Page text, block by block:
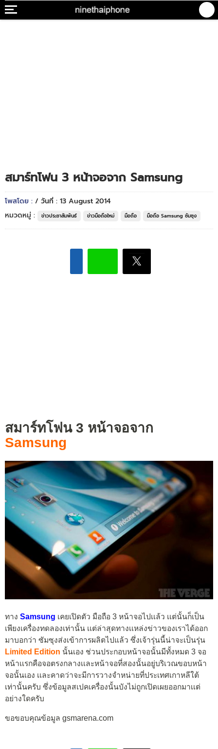
สมาร์ทโฟน 3 หน้าจอจาก Samsung
โพสโดย : / วันที่ : 13 August 2014
หมวดหมู่ :
ข่าวประชาสัมพันธ์ ข่าวมือถือใหม่ มือถือ มือถือ Samsung ซัมซุง
สมาร์ทโฟน 3 หน้าจอจาก
Samsung
ทาง Samsung เคยเปิดตัว มือถือ 3 หน้าจอไปเเล้ว เเต่นั้นก็เป็น
เพียงเครื่องทดลองเท่านั้น เเต่ล่าสุดทางเเหล่งข่าวของเราได้ออก
มาบอกว่า ซัมซุงส่งเข้าการผลิตไปแล้ว ซึ่งเจ้ารุ่นนี้น่าจะเป็นรุ่น
Limited Edition นั้นเอง ช่วนประกอบหน้าจอนั้นมีทั้งหมด 3 จอ
หน้าเเรกคือจอตรงกลางเเละหน้าจอที่สองนั้นอยู่บริเวณขอบหน้า
จอนั้นเอง เเละคาดว่าจะมีการวางจำหน่ายที่ประเทศเกาหลีใต้
เท่านั้นครับ ซึ่งข้อมูลสเปคเครื่องนั้นบังไม่ถูกเปิดเผยออกมาเเต่
อย่างใดครับ
ขอขอบคุณข้อมูล gsmarena.com